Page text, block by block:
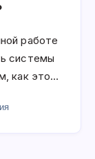
работе
системы
как это…